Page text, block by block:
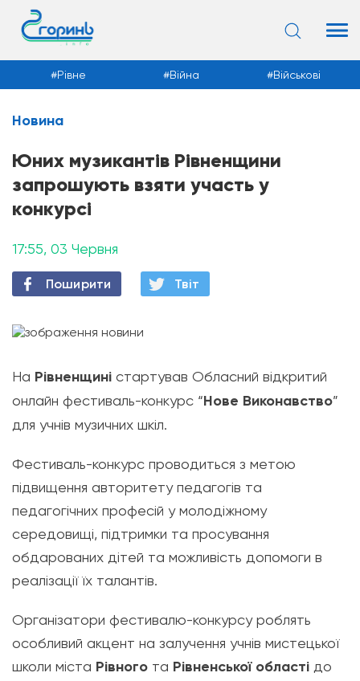
Новини
Рівне Війна Військові
Новина
Юних музикантів Рівненщини
запрошують взяти участь у
конкурсі
17:55, 03 Червня
Поширити Твiт
На Рівненщині стартував Обласний відкритий
онлайн фестиваль-конкурс “Нове Виконавство”
для учнів музичних шкіл.
Фестиваль-конкурс проводиться з метою
підвищення авторитету педагогів та
педагогічних професій у молодіжному
середовищі, підтримки та просування
обдарованих дітей та можливість допомоги в
реалізації їх талантів.
Організатори фестивалю-конкурсу роблять
особливий акцент на залучення учнів мистецької
школи міста Рівного та Рівненської області до